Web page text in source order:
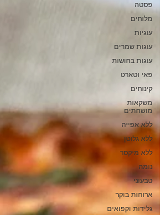
פסטה
מלוחים
עוגיות
עוגות שמרים
עוגות בחושות
פאי וטארט
קינוחים
משקאות
מושחתים
ללא אפייה
ללא גלוטן
ללא מיקסר
נומה
טבעוני
ארוחות בוקר
גלידות וקפואים